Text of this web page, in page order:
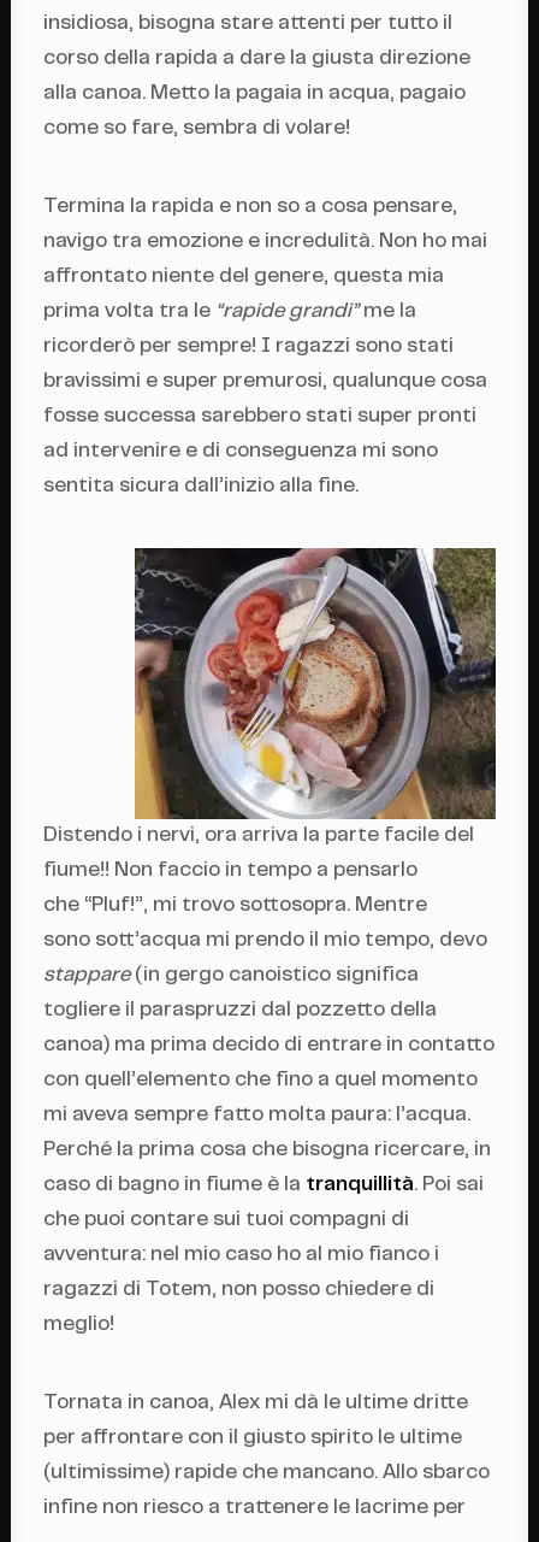
insidiosa, bisogna stare attenti per tutto il
corso della rapida a dare la giusta direzione
alla canoa. Metto la pagaia in acqua, pagaio
come so fare, sembra di volare!
Termina la rapida e non so a cosa pensare,
navigo tra emozione e incredulità. Non ho mai
affrontato niente del genere, questa mia
prima volta tra le “rapide grandi”me la
ricorderò per sempre! I ragazzi sono stati
bravissimi e super premurosi, qualunque cosa
fosse successa sarebbero stati super pronti
ad intervenire e di conseguenza mi sono
sentita sicura dall’inizio alla fine.
Distendo i nervi, ora arriva la parte facile del
fiume!! Non faccio in tempo a pensarlo
che “Pluf!”, mi trovo sottosopra. Mentre
sono sott’acqua mi prendo il mio tempo, devo
stappare(in gergo canoistico significa
togliere il paraspruzzi dal pozzetto della
canoa) ma prima decido di entrare in contatto
con quell’elemento che fino a quel momento
mi aveva sempre fatto molta paura: l’acqua.
Perché la prima cosa che bisogna ricercare, in
caso di bagno in fiume è la tranquillità. Poi sai
che puoi contare sui tuoi compagni di
avventura: nel mio caso ho al mio fianco i
ragazzi di Totem, non posso chiedere di
meglio!
Tornata in canoa, Alex mi dà le ultime dritte
per affrontare con il giusto spirito le ultime
(ultimissime) rapide che mancano. Allo sbarco
infine non riesco a trattenere le lacrime per